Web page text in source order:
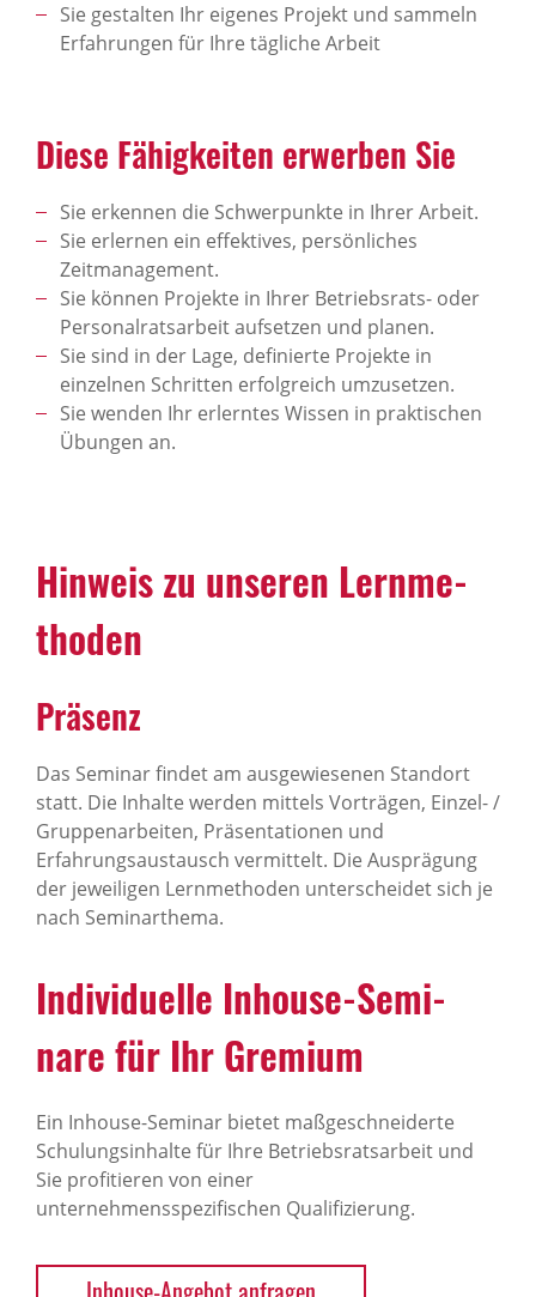
Sie gestalten Ihr eigenes Projekt und sammeln
Erfahrungen für Ihre tägliche Arbeit
Diese Fähig­keiten erwerben Sie
Sie erkennen die Schwerpunkte in Ihrer Arbeit.
Sie erlernen ein effektives, persönliches
Zeitmanagement.
Sie können Projekte in Ihrer Betriebsrats- oder
Personalratsarbeit aufsetzen und planen.
Sie sind in der Lage, definierte Projekte in
einzelnen Schritten erfolgreich umzusetzen.
Sie wenden Ihr erlerntes Wissen in praktischen
Übungen an.
Hinweis zu unseren Lern­me­
thoden
Präsenz
Das Seminar findet am ausgewiesenen Standort
statt. Die Inhalte werden mittels Vorträgen, Einzel- /
Gruppenarbeiten, Präsentationen und
Erfahrungsaustausch vermittelt. Die Ausprägung
der jeweiligen Lernmethoden unterscheidet sich je
nach Seminarthema.
Indi­vi­du­elle Inhouse-Semi­
nare für Ihr Gremium
Ein Inhouse-Seminar bietet maßgeschneiderte
Schulungsinhalte für Ihre Betriebsratsarbeit und
Sie profitieren von einer
unternehmensspezifischen Qualifizierung.